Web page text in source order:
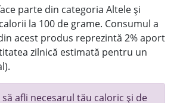
parte din categoria Altele și
la 100 de grame. Consumul a
acest produs reprezintă 2% aport
zilnică estimată pentru un
să afli necesarul tău caloric și de